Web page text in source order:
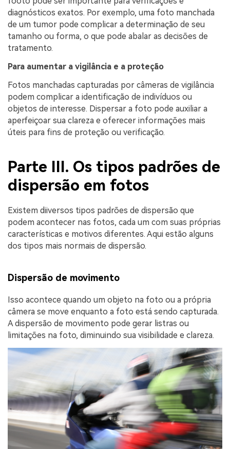
diagnósticos exatos. Por exemplo, uma foto manchada
de um tumor pode complicar a determinação de seu
tamanho ou forma, o que pode abalar as decisões de
tratamento.
Para aumentar a vigilância e a proteção
Fotos manchadas capturadas por câmeras de vigilância
podem complicar a identificação de indivíduos ou
objetos de interesse. Dispersar a foto pode auxiliar a
aperfeiçoar sua clareza e oferecer informações mais
úteis para fins de proteção ou verificação.
Parte III. Os tipos padrões de
dispersão em fotos
Existem diiversos tipos padrões de dispersão que
podem acontecer nas fotos, cada um com suas próprias
características e motivos diferentes. Aqui estão alguns
dos tipos mais normais de dispersão.
Dispersão de movimento
Isso acontece quando um objeto na foto ou a própria
câmera se move enquanto a foto está sendo capturada.
A dispersão de movimento pode gerar listras ou
limitações na foto, diminuindo sua visibilidade e clareza.